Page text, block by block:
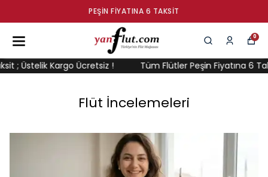
PEŞIN FIYATINA 6 TAKSIT
0
Kargo Ücretsiz ! Tüm Flütler Peşin Fiyatına 6 Taksit ;
Flüt İncelemeleri